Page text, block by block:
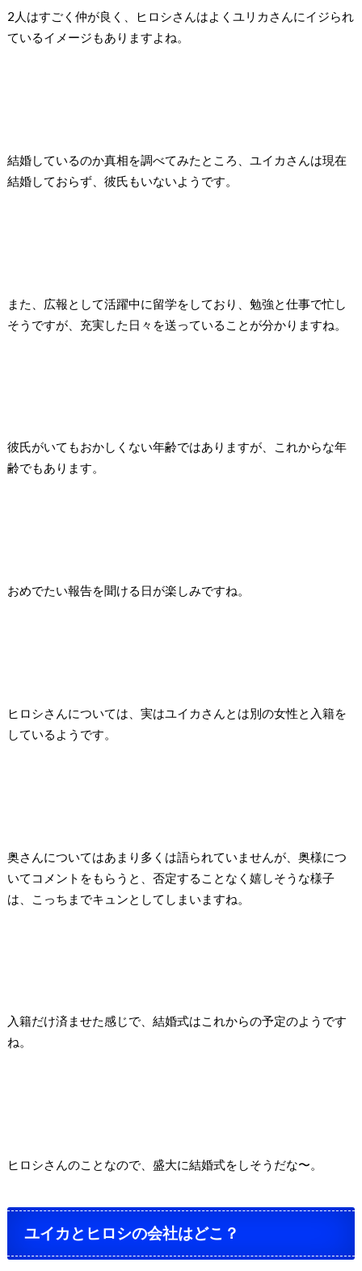
2人はすごく仲が良く、ヒロシさんはよくユリカさんにイジられ
ているイメージもありますよね。
結婚しているのか真相を調べてみたところ、ユイカさんは現在
結婚しておらず、彼氏もいないようです。
また、広報として活躍中に留学をしており、勉強と仕事で忙し
そうですが、充実した日々を送っていることが分かりますね。
彼氏がいてもおかしくない年齢ではありますが、これからな年
齢でもあります。
おめでたい報告を聞ける日が楽しみですね。
ヒロシさんについては、実はユイカさんとは別の女性と入籍を
しているようです。
奥さんについてはあまり多くは語られていませんが、奥様につ
いてコメントをもらうと、否定することなく嬉しそうな様子
は、こっちまでキュンとしてしまいますね。
入籍だけ済ませた感じで、結婚式はこれからの予定のようです
ね。
ヒロシさんのことなので、盛大に結婚式をしそうだな〜。
ユイカとヒロシの会社はどこ？